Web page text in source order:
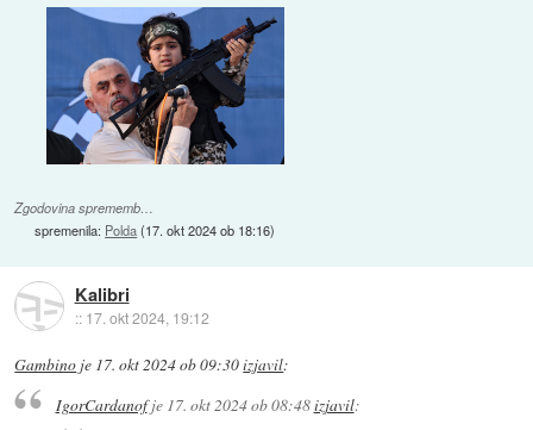
Zgodovina sprememb…
spremenila: Polda(17. okt 2024 ob 18:16)
Kalibri
:: 17. okt 2024, 19:12
Gambino je 17. okt 2024 ob 09:30izjavil:
IgorCardanofje 17. okt 2024 ob 08:48izjavil: